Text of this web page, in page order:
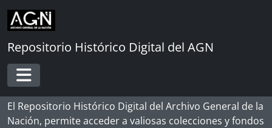
Skip to main content
Repositorio Histórico Digital del AGN
Toggle navigation
El Repositorio Histórico Digital del Archivo General de la
Nación, permite acceder a valiosas colecciones y fondos